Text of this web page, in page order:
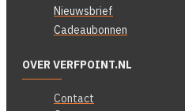
Nieuwsbrief
Cadeaubonnen
OVER VERFPOINT.NL
Contact